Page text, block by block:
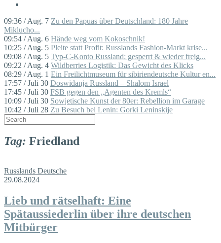
09:36 / Aug. 7 Zu den Papuas über Deutschland: 180 Jahre
Miklucho...
09:54 / Aug. 6 Hände weg vom Kokoschnik!
10:25 / Aug. 5 Pleite statt Profit: Russlands Fashion-Markt krise...
09:08 / Aug. 5 Typ-C-Konto Russland: gesperrt & wieder freig...
09:22 / Aug. 4 Wildberries Logistik: Das Gewicht des Klicks
08:29 / Aug. 1 Ein Freilichtmuseum für sibiriendeutsche Kultur en...
17:57 / Juli 30 Doswidanja Russland – Shalom Israel
17:45 / Juli 30 FSB gegen den „Agenten des Kremls“
10:09 / Juli 30 Sowjetische Kunst der 80er: Rebellion im Garage
10:42 / Juli 28 Zu Besuch bei Lenin: Gorki Leninskije
Tag: Friedland
Russlands Deutsche
29.08.2024
Lieb und rätselhaft: Eine
Spätaussiederlin über ihre deutschen
Mitbürger